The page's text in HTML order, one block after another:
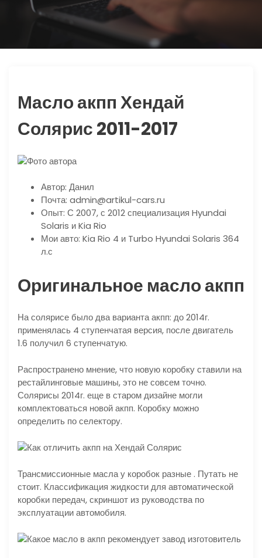
Масло акпп Хендай
Солярис 2011-2017
Автор: Данил
Почта: admin@artikul-cars.ru
Опыт: С 2007, с 2012 специализация Hyundai
Solaris и Kia Rio
Мои авто: Kia Rio 4 и Turbo Hyundai Solaris 364
л.с
Оригинальное масло акпп
На солярисе было два варианта акпп: до 2014г.
применялась 4 ступенчатая версия, после двигатель
1.6 получил 6 ступенчатую.
Распространено мнение, что новую коробку ставили на
рестайлинговые машины, это не совсем точно.
Солярисы 2014г. еще в старом дизайне могли
комплектоваться новой акпп. Коробку можно
определить по селектору.
Трансмиссионные масла у коробок разные . Путать не
стоит. Классификация жидкости для автоматической
коробки передач, скриншот из руководства по
эксплуатации автомобиля.